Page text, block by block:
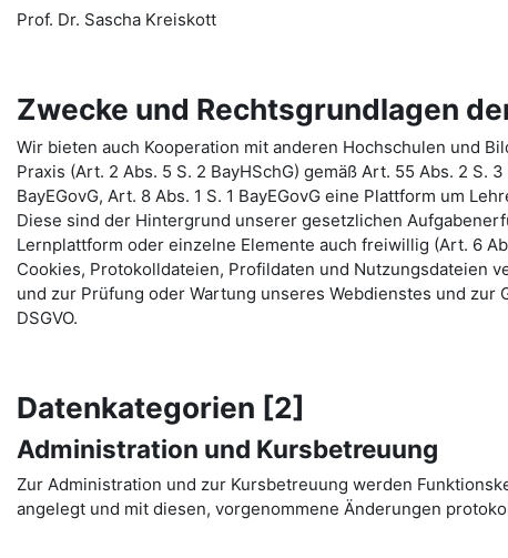
Prof. Dr. Sascha Kreiskott
Zwecke und Rechtsgrundlagen
Wir bieten auch Kooperation mit anderen Hochschulen und
Praxis (Art. 2 Abs. 5 S. 2 BayHSchG) gemäß Art. 55 Abs. 2 S.
BayEGovG, Art. 8 Abs. 1 S. 1 BayEGovG eine Plattform um
Diese sind der Hintergrund unserer gesetzlichen
Lernplattform oder einzelne Elemente auch freiwillig (Art. 6
Cookies, Protokolldateien, Profildaten und Nutzungsdateien
und zur Prüfung oder Wartung unseres Webdienstes und
DSGVO.
Datenkategorien [2]
Administration und Kursbetreuung
Zur Administration und zur Kursbetreuung werden
angelegt und mit diesen, vorgenommene Änderungen